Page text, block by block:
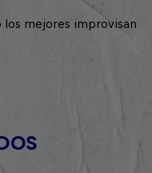
los mejores improvisan